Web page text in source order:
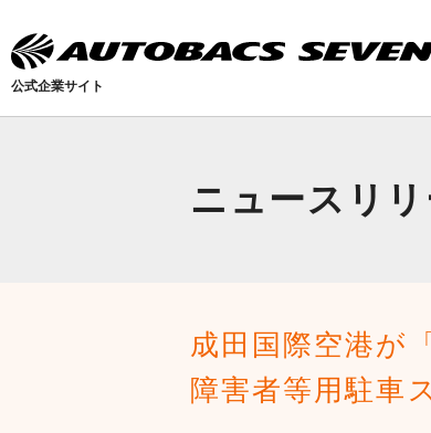
ニュースリ
成田国際空港が
障害者等用駐車
公式企業サイト